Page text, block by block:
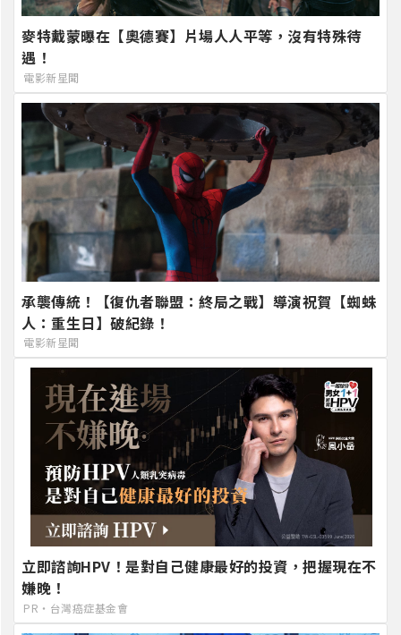
麥特戴蒙曝在【奧德賽】片場人人平等，沒有特殊待
遇！
電影新星聞
承襲傳統！【復仇者聯盟：終局之戰】導演祝賀【蜘蛛
人：重生日】破紀錄！
電影新星聞
立即諮詢HPV！是對自己健康最好的投資，把握現在不
嫌晚！
PR・台灣癌症基金會